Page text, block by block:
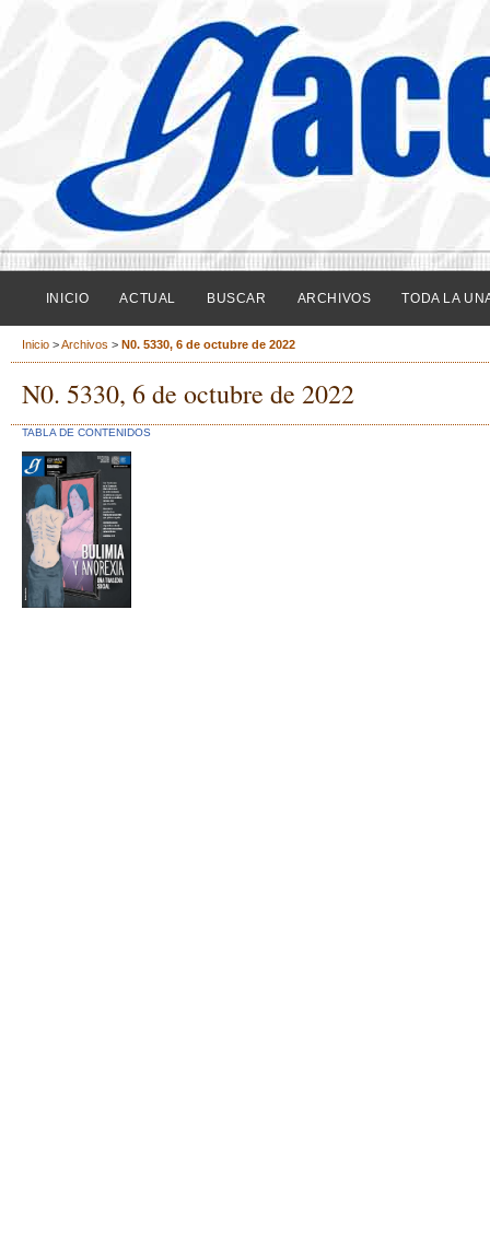
INICIO ACTUAL BUSCAR ARCHIVOS TODA LA
Inicio >Archivos > N0. 5330, 6 de octubre de 2022
N0. 5330, 6 de octubre de 2022
TABLA DE CONTENIDOS